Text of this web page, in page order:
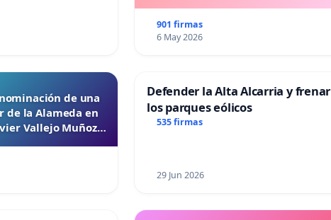
901 firmas
6 May 2026
de una
de la Alameda en
Vallejo Muñoz
Defender la Alta Alcarria y frenar
los parques eólicos
535 firmas
29 Jun 2026